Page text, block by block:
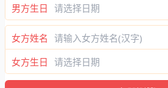
男方生日
女方姓名
女方生日